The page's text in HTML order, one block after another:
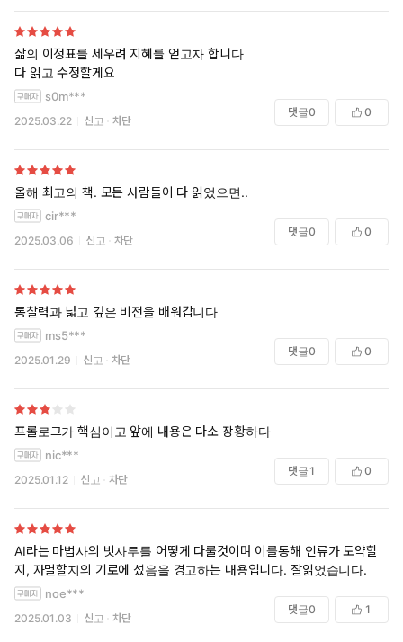
◆ 『사피엔스』 『호모 데우스』 유발 하라리 6년 만의 신작
◆ 출간 즉시 〈뉴욕타임스〉 〈선데이타임스〉 아마존 베스트셀
러
비인간 지능의 위협과 우리의 미래에 대한 경고
“AI는 우리 종의 역사뿐만 아니라
모든 생명체의 진화 경로를 바꿀지도 모른다.”
글로벌 베스트셀러 『사피엔스』 『호모 데우스』 『21세기를
위한 21가지 제언』으로 우리 시대 가장 중요한 사상가의 반열에
오른 유발 하라리 교수가 압도적 통찰로 AI 혁명의 의미와 본질을
꿰뚫어 보고 인류에게 남은 기회를 냉철하게 성찰하는 신작으로
돌아왔다. 생태적 붕괴와 국제정치적 긴장에 이어 친구인지 적인
지 모를 AI 혁명까지, 인간 본성의 어떤 부분이 우리를 자기 파괴
의 길로 내모는 것일까? AI는 이전 정보 기술과 무엇이 다르고, 왜
인간은 내가 틀릴 수도 있음을 인정하기도 어려운 존재이지만, AI 역시 틀
릴 수 있다는 비판적 사고를 할 수 있어야만 AI 혁명을 긍정적인 방향으로
이끄는 첫 걸음을 뗄 수 있지 않을까 생각했습니다.
삶의 이정표를 세우려 지혜를 얻고자 합니다
다 읽고 수정할게요
s0m***
2025.03.22 신고 차단
댓글0 0
올해 최고의 책. 모든 사람들이 다 읽었으면..
cir***
2025.03.06 신고 차단
댓글0 0
통찰력과 넓고 깊은 비전을 배워갑니다
ms5***
2025.01.29 신고 차단
댓글0 0
프롤로그가 핵심이고 앞에 내용은 다소 장황하다
nic***
2025.01.12 신고 차단
댓글 1 0
AI라는 마법사의 빗자루를 어떻게 다룰것이며 이를통해 인류가 도약할
지, 자멸할지의 기로에 섰음을 경고하는 내용입니다. 잘읽었습니다.
noe***
2025.01.03 신고 차단
댓글0 1